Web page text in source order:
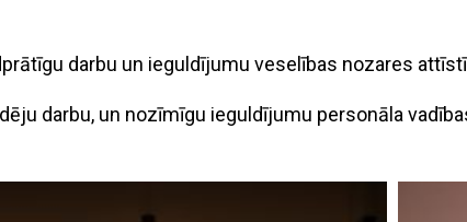
darbu un ieguldījumu veselības nozares
darbu, un nozīmīgu ieguldījumu personāla